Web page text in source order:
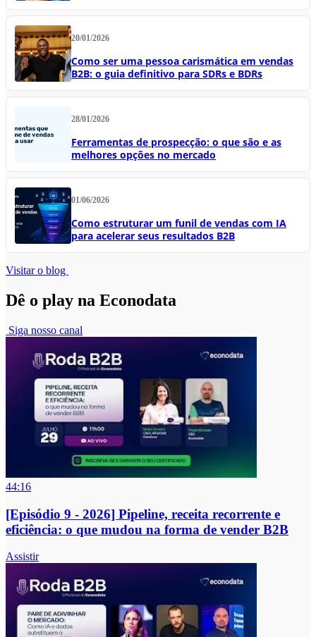
20/01/2026
Como ser uma pessoa carismática em vendas
B2B: o guia definitivo para SDRs e BDRs
28/01/2026
Ferramentas de prospecção: o que são e as
melhores opções no mercado
01/06/2026
Como estruturar um funil de vendas com IA
para acelerar seus resultados B2B
Visitar o blog
Dê o play na Econodata
Siga nosso canal
44:16
[Episódio 9 - 2026] Pipeline, receita recorrente e
eficiência: o que mudou na forma de vender B2B
Assistir